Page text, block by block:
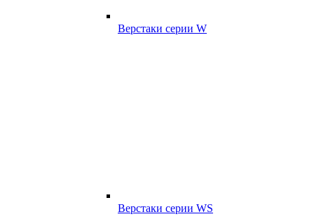
Верстаки серии W
Верстаки серии WS